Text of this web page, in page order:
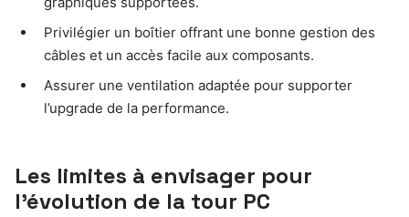
Privilégier un boîtier offrant une bonne gestion des
câbles et un accès facile aux composants.
Assurer une ventilation adaptée pour supporter
l’upgrade de la performance.
Les limites à envisager pour
l’évolution de la tour PC